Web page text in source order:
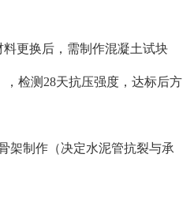
更换后，需制作混凝土试块
，检测28天抗压强度，达标后方
制作（决定水泥管抗裂与承